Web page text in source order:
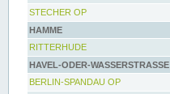
STECHER OP
HAMME
RITTERHUDE
HAVEL-ODER-WASSERSTRASSE
BERLIN-SPANDAU OP